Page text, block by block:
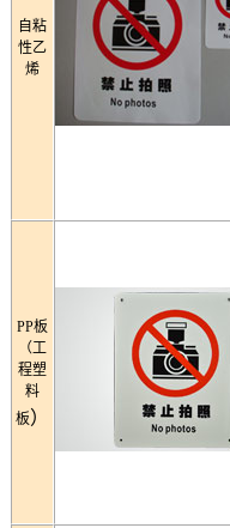
自粘
性乙
烯
PP板
（工
程塑
料
板）